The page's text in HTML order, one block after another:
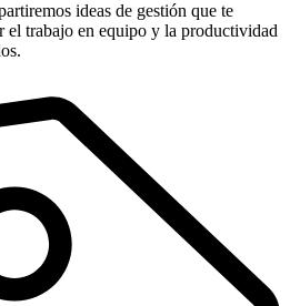
ideas de gestión que te
el trabajo en equipo y la productividad